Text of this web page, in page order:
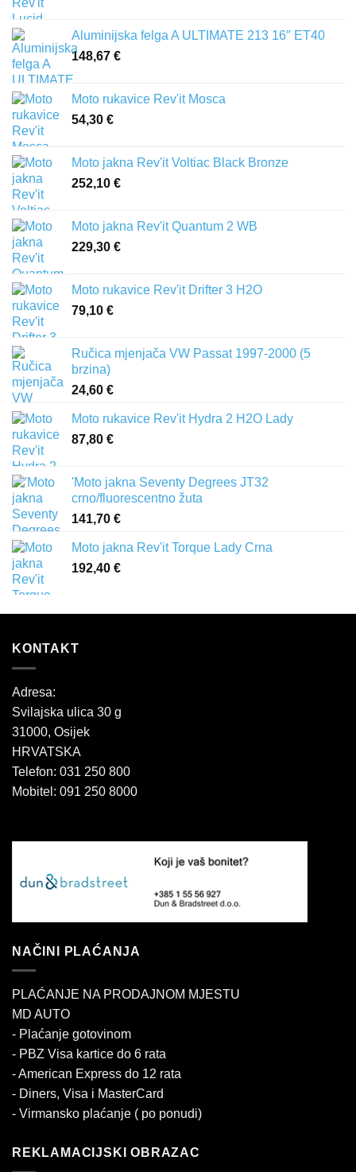
Aluminijska felga A ULTIMATE 213 16″ ET40
148,67 €
Moto rukavice Rev'it Mosca
54,30 €
Moto jakna Rev'it Voltiac Black Bronze
252,10 €
Moto jakna Rev'it Quantum 2 WB
229,30 €
Moto rukavice Rev'it Drifter 3 H2O
79,10 €
Ručica mjenjača VW Passat 1997-2000 (5
brzina)
24,60 €
Moto rukavice Rev'it Hydra 2 H2O Lady
87,80 €
'Moto jakna Seventy Degrees JT32
crno/fluorescentno žuta
141,70 €
Moto jakna Rev'it Torque Lady Crna
192,40 €
KONTAKT
Adresa:
Svilajska ulica 30 g
31000, Osijek
HRVATSKA
Telefon: 031 250 800
Mobitel: 091 250 8000
NAČINI PLAĆANJA
PLAĆANJE NA PRODAJNOM MJESTU
MD AUTO
- Plaćanje gotovinom
- PBZ Visa kartice do 6 rata
- American Express do 12 rata
- Diners, Visa i MasterCard
- Virmansko plaćanje ( po ponudi)
REKLAMACIJSKI OBRAZAC